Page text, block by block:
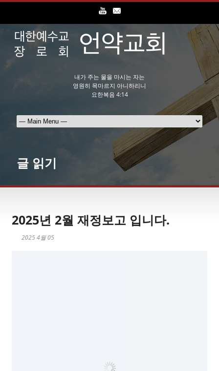
내가 주는 물을 마시는 자는
영원히 목마르지 아니하리니
요한복음 4:14
글 읽기
2025년 2월 재정보고 입니다.
2025 4월 05